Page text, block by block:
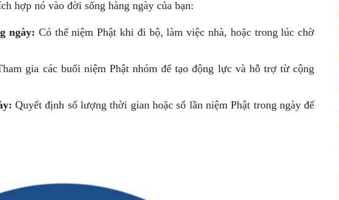
hợp nó vào đời sống hàng ngày của bạn:
ngày: Có thể niệm Phật khi đi bộ, làm việc nhà, hoặc trong lúc chờ
gia các buổi niệm Phật nhóm để tạo động lực và hỗ trợ từ cộng
Quyết định số lượng thời gian hoặc số lần niệm Phật trong ngày để